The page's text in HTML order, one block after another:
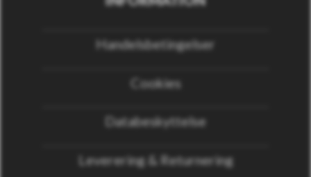
Handelsbetingelser
Cookies
Databeskyttelse
Leverering & Returnering